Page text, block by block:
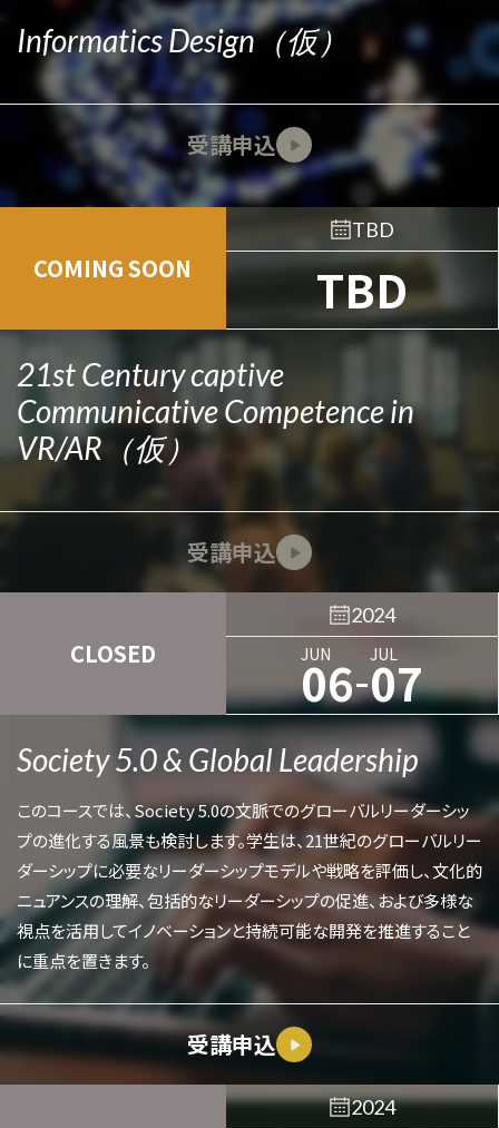
Informatics Design（仮）
受講申込
COMING SOON
TBD
TBD
21st Century captive
Communicative Competence in
VR/AR（仮）
受講申込
CLOSED
2024
JUN
06-JUL
07
Society 5.0 & Global Leadership
このコースでは、Society 5.0の文脈でのグローバルリーダーシッ
プの進化する風景も検討します。学生は、21世紀のグローバルリー
ダーシップに必要なリーダーシップモデルや戦略を評価し、文化的
ニュアンスの理解、包括的なリーダーシップの促進、および多様な
視点を活用してイノベーションと持続可能な開発を推進すること
に重点を置きます。
受講申込
2024